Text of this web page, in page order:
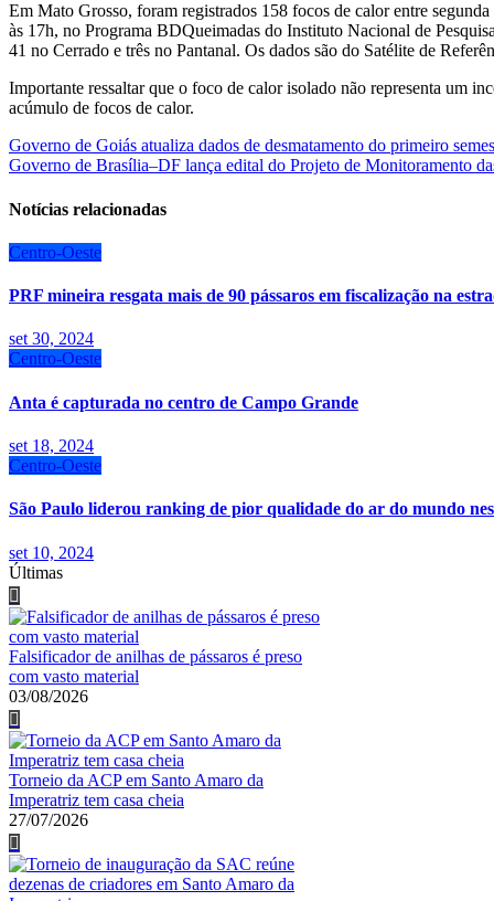
Em Mato Grosso, foram registrados 158 focos de calor entre
às 17h, no Programa BDQueimadas do Instituto Nacional de
41 no Cerrado e três no Pantanal. Os dados são do Satélite de
Importante ressaltar que o foco de calor isolado não representa um
acúmulo de focos de calor.
Navegação
de
Post
Governo de Goiás atualiza dados de desmatamento do primeiro
Governo de Brasília–DF lança edital do Projeto de Monitoramento
Notícias relacionadas
Centro-Oeste
PRF mineira resgata mais de 90 pássaros em fiscalização na
set 30, 2024
Centro-Oeste
Anta é capturada no centro de Campo Grande
set 18, 2024
Centro-Oeste
São Paulo liderou ranking de pior qualidade do ar do mundo
set 10, 2024
Últimas
Falsificador de anilhas de pássaros é preso
com vasto material
03/08/2026
Torneio da ACP em Santo Amaro da
Imperatriz tem casa cheia
27/07/2026